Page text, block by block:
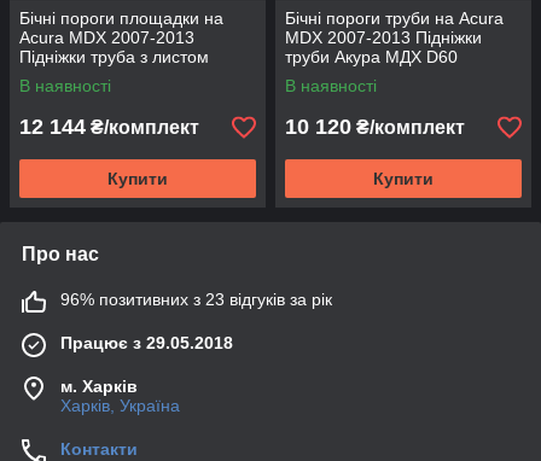
Бічні пороги площадки на
Acura MDX 2007-2013
Підніжки труба з листом
Акура МДХ Нержавіюча сталь
В наявності
12 144 ₴/комплект
Купити
Бічні пороги труби на Acura
MDX 2007-2013 Підніжки
труби Акура МДХ D60
В наявності
10 120 ₴/комплект
Купити
Про нас
96% позитивних з 23 відгуків за рік
Працює з 29.05.2018
м. Харків
Харків, Україна
Контакти